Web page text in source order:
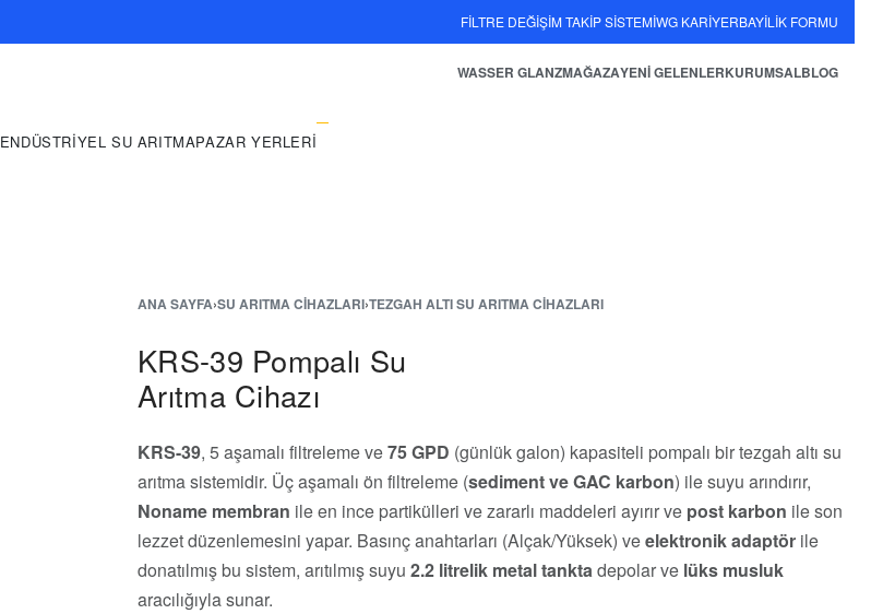
FİLTRE DEĞİŞİM TAKİP SİSTEMİWG KARİYERBAYİLİK FORMU
WASSER GLANZMAĞAZAYENİ GELENLERKURUMSALBLOG
ENDÜSTRIYEL SU ARITMAPAZAR YERLERI
ANA SAYFA›SU ARITMA CIHAZLARI›TEZGAH ALTI SU ARITMA CIHAZLARI
KRS-39 Pompalı Su
Arıtma Cihazı
KRS-39, 5 aşamalı filtreleme ve75 GPD (günlük galon) kapasiteli pompalı bir tezgah altı su
arıtma sistemidir. Üç aşamalı ön filtreleme (sediment ve GAC karbon) ile suyu arındırır,
Noname membran ile en ince partikülleri ve zararlı maddeleri ayırır ve post karbon ile son
lezzet düzenlemesini yapar. Basınç anahtarları (Alçak/Yüksek) veelektronik adaptör ile
donatılmış bu sistem, arıtılmış suyu 2.2 litrelik metal tanktadepolar ve lüks musluk
aracılığıyla sunar.